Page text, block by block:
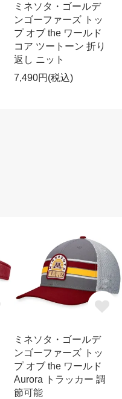
ミネソタ・ゴールデ
ンゴーファーズ トッ
プ オブ the ワールド
コア ツートーン 折り
返し ニット
7,490円(税込)
ミネソタ・ゴールデ
ンゴーファーズ トッ
プ オブ the ワールド
Aurora トラッカー 調
節可能